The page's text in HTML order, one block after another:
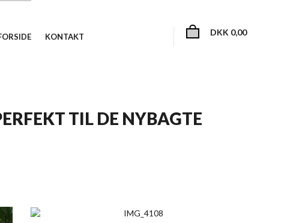
KONTAKT DKK 0,00
TIL DE NYBAGTE